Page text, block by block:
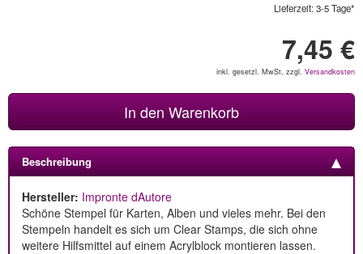
Lieferzeit: 3-5 Tage*
7,45 €
inkl. gesetzl. MwSt, zzgl. Versandkosten
In den Warenkorb
Beschreibung
Hersteller: Impronte dAutore
Schöne Stempel für Karten, Alben und vieles mehr. Bei den
Stempeln handelt es sich um Clear Stamps, die sich ohne
weitere Hilfsmittel auf einem Acrylblock montieren lassen.